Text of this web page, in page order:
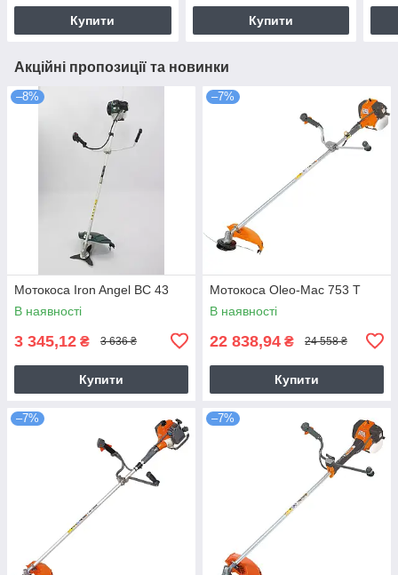
Купити Купити
Акційні пропозиції та новинки
–8%
Мотокоса Iron Angel BC 43
В наявності
3 345,12 ₴ 3 636 ₴
Купити
–7%
Мотокоса Oleo-Mac 753 T
В наявності
22 838,94 ₴ 24 558 ₴
Купити
–7% –7%